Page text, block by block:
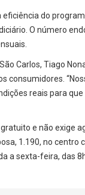
do
O número
Carlos, Tiago
consumidores.
reais para
e não exige
1.190, no centro
a sexta-feira, das